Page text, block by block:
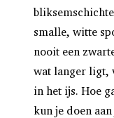
smalle, witte
nooit een
wat langer ligt,
in het ijs. Hoe
kun je doen